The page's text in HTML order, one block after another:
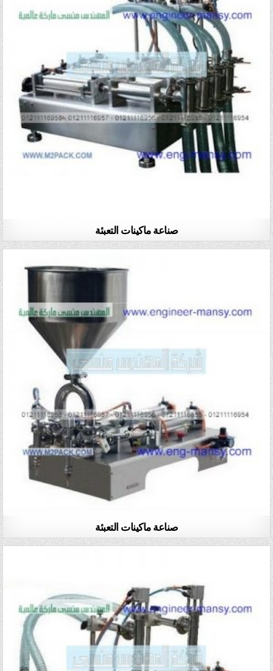
صناعة ماكينات التعبئة
صناعة ماكينات التعبئة